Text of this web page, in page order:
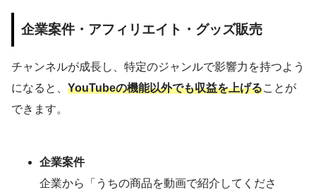
企業案件・アフィリエイト・グッズ販売
チャンネルが成長し、特定のジャンルで影響力を持つよう
になると、 YouTubeの機能以外でも収益を上げることが
できます。
企業案件
企業から「うちの商品を動画で紹介してくださ